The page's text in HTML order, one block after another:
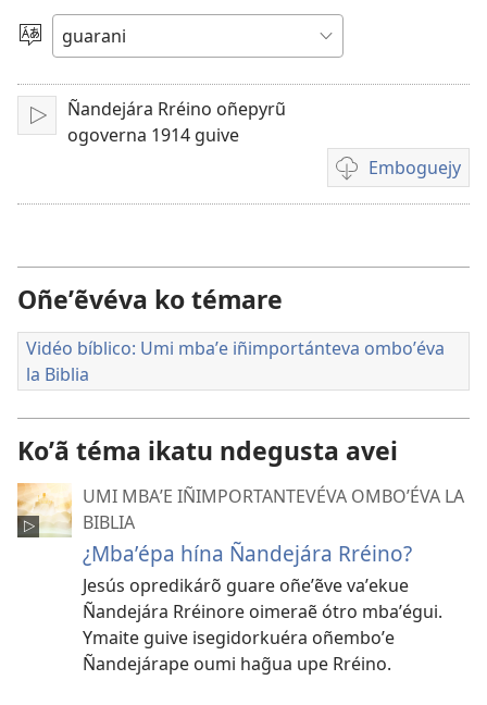
pe
vidéo
Eiporavo
peteĩ
idióma
Erreprodusi
Ñandejára Rréino oñepyrũ
ogoverna 1914 guive
Emboguejy
Opsión
emboguejy
Oñeʼẽvéva ko témare
Vidéo bíblico: Umi mbaʼe iñimportánteva omboʼéva
la Biblia
Koʼã téma ikatu ndegusta avei
UMI MBAʼE IÑIMPORTANTEVÉVA OMBOʼÉVA LA
BIBLIA
¿Mbaʼépa hína Ñandejára Rréino?
Jesús opredikárõ guare oñeʼẽve vaʼekue
Ñandejára Rréinore oimeraẽ ótro mbaʼégui.
Ymaite guive isegidorkuéra oñemboʼe
Ñandejárape oumi hag̃ua upe Rréino.